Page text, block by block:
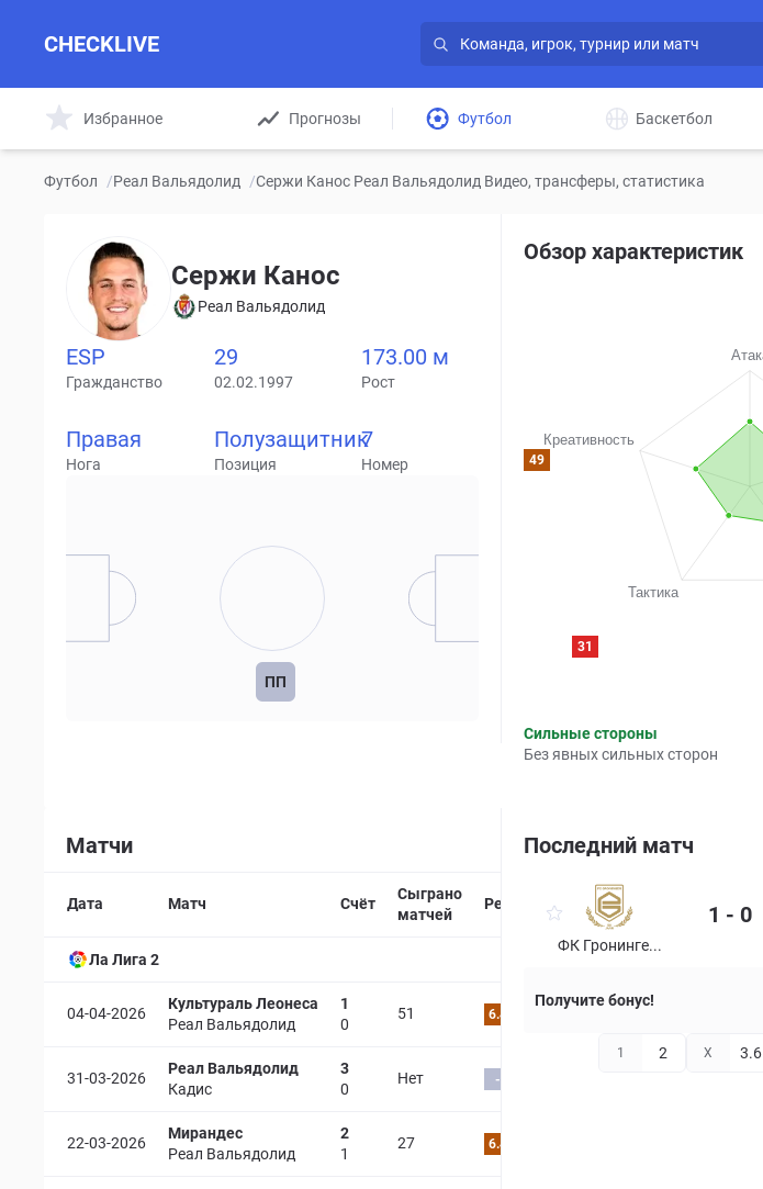
CHECKLIVE
Избранное Прогнозы Футбол Баскетбол
Футбол /Реал Вальядолид /Сержи Канос Реал Вальядолид Видео, трансферы, статистика
Сержи Канос
Реал Вальядолид
ESP
Гражданство
29
02.02.1997
173.00 м
Рост
Правая
Нога
Полузащитник
Позиция
7
Номер
ПП
Обзор характеристик
49
31
Сильные стороны
Без явных сильных сторон
Матчи
Дата
Матч Счёт
Сыграно
матчей
Рейтинг
Ла Лига 2
04-04-2026
Культураль Леонеса
Реал Вальядолид
1
0
51 6.4
31-03-2026
Реал Вальядолид
Кадис
3
0
Нет -
22-03-2026
Мирандес
Реал Вальядолид
2
1
27 6.4
Последний матч
ФК Гронинге...
1 - 0
Получите бонус!
1 2 X 3.6